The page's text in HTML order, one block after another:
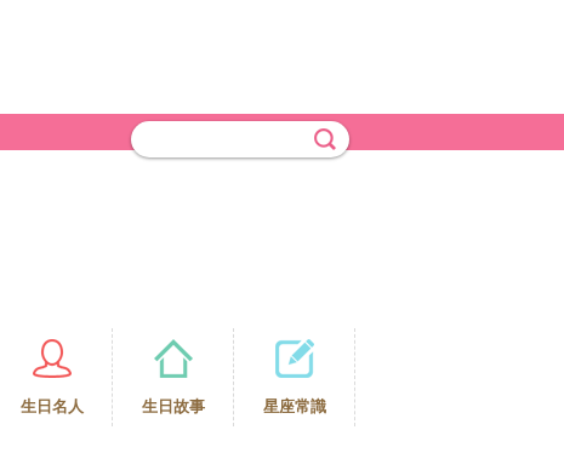
生日名人 生日故事 星座常識